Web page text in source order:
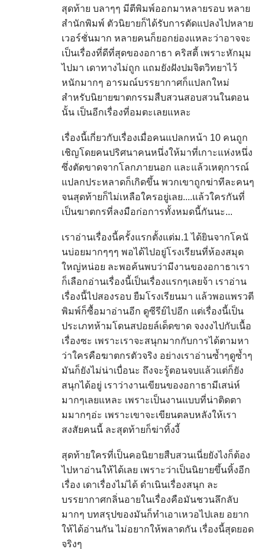
สุดท้าย บลาๆๆ มีตีพิมพ์ออกมาหลายรอบ หลาย
สำนักพิมพ์ ตัวนิยายก็ได้รับการดัดแปลงไปหลาย
เวอร์ชั่นมาก หลายคนก็ยอกย่องแหละว่าอาจจะ
เป็นเรื่องที่ดีที่สุดของอกาธา คริสตี้ เพราะหักมุม
ไปมา เดาทางไม่ถูก แถมยังฝังปมจิตวิทยาไว้
หนักมากๆ อารมณ์บรรยากาศก็แปลกใหม่
สำหรับนิยายฆาตกรรมสืบสวนสอบสวนในตอน
นั้น เป็นอีกเรื่องที่อมตะเลยแหละ
เรื่องนี้เกี่ยวกับเรื่องเมื่อคนแปลกหน้า 10 คนถูก
เชิญโดยคนปริศนาคนหนึ่งให้มาที่เกาะแห่งหนึ่ง
ซึ่งตัดขาดจากโลกภายนอก และแล้วเหตุการณ์
แปลกประหลาดก็เกิดขึ้น พวกเขาถูกฆ่าทีละคนๆ
จนสุดท้ายก็ไม่เหลือใครอยู่เลย....แล้วใครกันที่
เป็นฆาตกรที่ลงมือก่อการทั้งหมดนี้กันนะ...
เราอ่านเรื่องนี้ครั้งแรกตั้งแต่ม.1 ได้ยินจากโคนั
นบ่อยมากๆๆๆ พอได้ไปอยู่โรงเรียนที่ห้องสมุด
ใหญ่หน่อย ละพอค้นพบว่ามีงานของอกาธาเรา
ก็เลือกอ่านเรื่องนี้เป็นเรื่องแรกๆเลยจ้า เราอ่าน
เรื่องนี้ไปสองรอบ ยืมโรงเรียนมา แล้วพอแพรวตี
พิมพ์ก็ซื้อมาอ่านอีก ดูซีรีย์ไปอีก แต่เรื่องนี้เป็น
ประเภทห้ามโดนสปอยล์เด็ดขาด จงงงไปกับเนื้อ
เรื่องซะ เพราะเราจะสนุกมากกับการได้ตามหา
ว่าใครคือฆาตกรตัวจริง อย่างเราอ่านซ้ำๆดูซ้ำๆ
มันก็ยังไม่น่าเบื่อนะ ถึงจะรู้ตอนจบแล้วแต่ก็ยัง
สนุกได้อยู่ เราว่างานเขียนของอกาธามีเสน่ห์
มากๆเลยแหละ เพราะเป็นงานแบบที่น่าติดตา
มมากๆอ่ะ เพราะเขาจะเขียนตลบหลังให้เรา
สงสัยคนนี้ ละสุดท้ายก็ฆ่าทิ้งงี้
สุดท้ายใครที่เป็นคอนิยายสืบสวนเนี่ยยังไงก็ต้อง
ไปหาอ่านให้ได้เลย เพราะว่าเป็นนิยายขึ้นหิ้งอีก
เรื่อง เดาเรื่องไม่ได้ ดำเนินเรื่องสนุก ละ
บรรยากาศกลิ่นอายในเรื่องคือมันชวนลึกลับ
มากๆ บทสรุปของมันก็ทำเอาเหวอไปเลย อยาก
ให้ได้อ่านกัน ไม่อยากให้พลาดกัน เรื่องนี้สุดยอด
จริงๆ